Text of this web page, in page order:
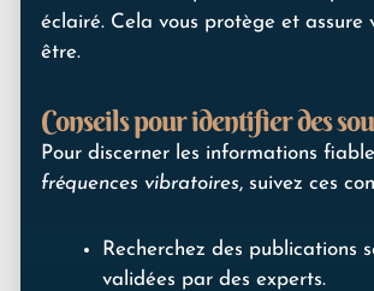
éclairé. Cela vous protège et assure
être.
Conseils pour identifier des
Pour discerner les informations
fréquences vibratoires, suivez ces
Recherchez des publications
validées par des experts.